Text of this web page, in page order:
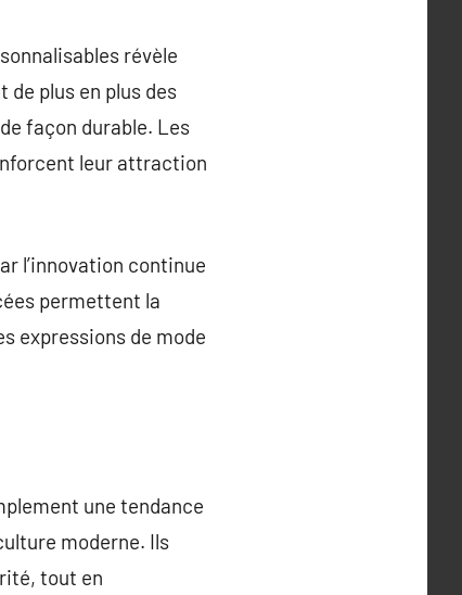
révèle
plus en plus des
façon durable. Les
leur attraction
l’innovation continue
permettent la
expressions de mode
une tendance
moderne. Ils
tout en